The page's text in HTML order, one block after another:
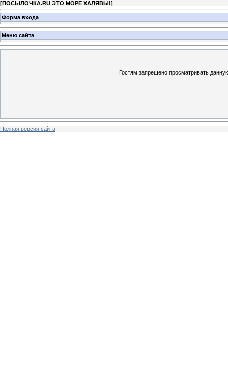
[ПОСЫЛОЧКА.RU ЭТО МОРЕ ХАЛЯВЫ!]
Форма входа
Меню сайта
Гостям запрещено просматривать
Полная версия сайта